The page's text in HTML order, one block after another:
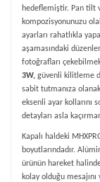
hedeflemiştir. Pan tilt
kompozisyonunuzu
ayarları rahatlıkla
aşamasındaki
fotoğrafları
3W, güvenli kilitleme
sabit tutmanıza
eksenli ayar kollarını
detayları asla
Kapalı haldeki
boyutlarındadır.
ürünün hareket
kolay olduğu